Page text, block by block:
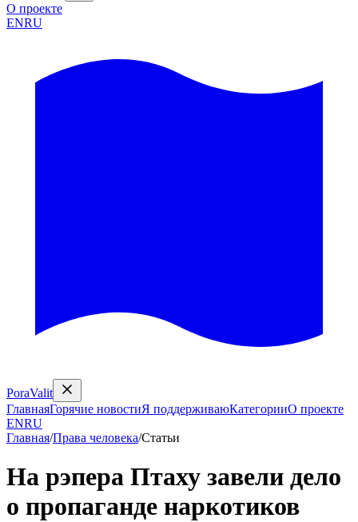
О проекте
ENRU
PoraValit
ГлавнаяГорячие новостиЯ поддерживаюКатегорииО проекте
ENRU
Главная/Права человека/Статьи
На рэпера Птаху завели дело
о пропаганде наркотиков